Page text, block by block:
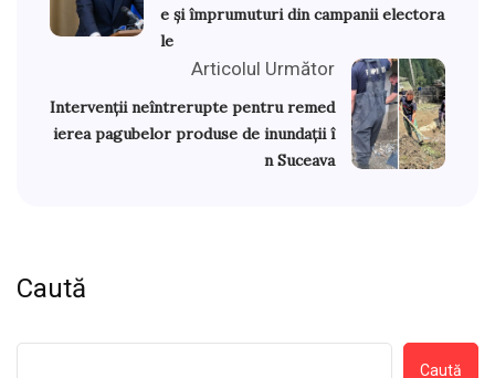
e și împrumuturi din campanii electora
le
Articolul Următor
Intervenții neîntrerupte pentru remed
ierea pagubelor produse de inundații î
n Suceava
Caută
Caută